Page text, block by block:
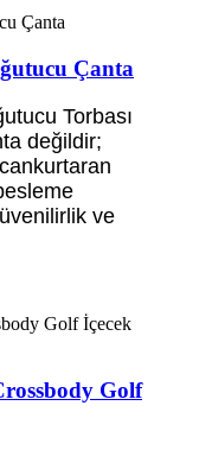
Çanta
Torbası
değildir;
ve
Golf